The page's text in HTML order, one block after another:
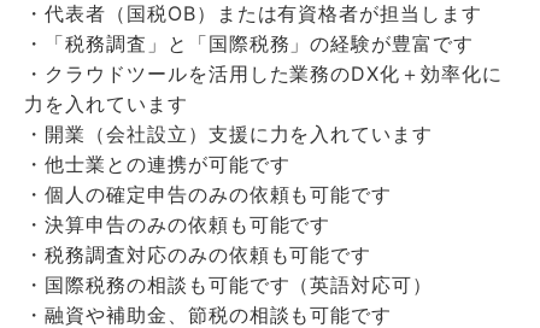
・代表者（国税OB）または有資格者が担当します
・「税務調査」と「国際税務」の経験が豊富です
・クラウドツールを活用した業務のDX化＋効率化に
力を入れています
・開業（会社設立）支援に力を入れています
・他士業との連携が可能です
・個人の確定申告のみの依頼も可能です
・決算申告のみの依頼も可能です
・税務調査対応のみの依頼も可能です
・国際税務の相談も可能です（英語対応可）
・融資や補助金、節税の相談も可能です